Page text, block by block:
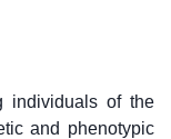
individuals of the
and phenotypic